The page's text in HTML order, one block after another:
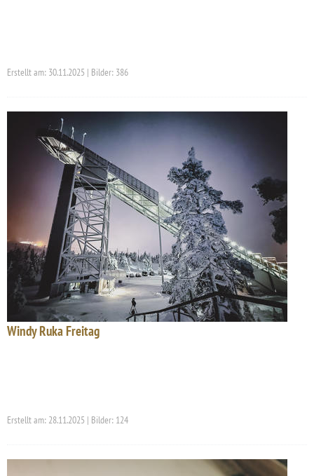
Erstellt am: 30.11.2025 | Bilder: 386
Windy Ruka Freitag
Erstellt am: 28.11.2025 | Bilder: 124